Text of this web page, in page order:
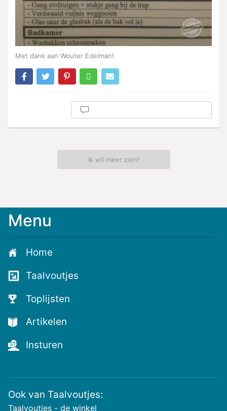
Met dank aan Wouter Edelman!
Ik wil meer zien!
Meld
voor
de
nieuwste
voutjes
en
de
voutste
nieuwtjes!
Menu
Home
Taalvoutjes
Toplijsten
Artikelen
Insturen
Ook van Taalvoutjes:
Taalvoutjes - de winkel